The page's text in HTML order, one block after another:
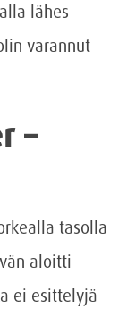
lähes
varannut
–
tasolla
aloitti
ei esittelyjä